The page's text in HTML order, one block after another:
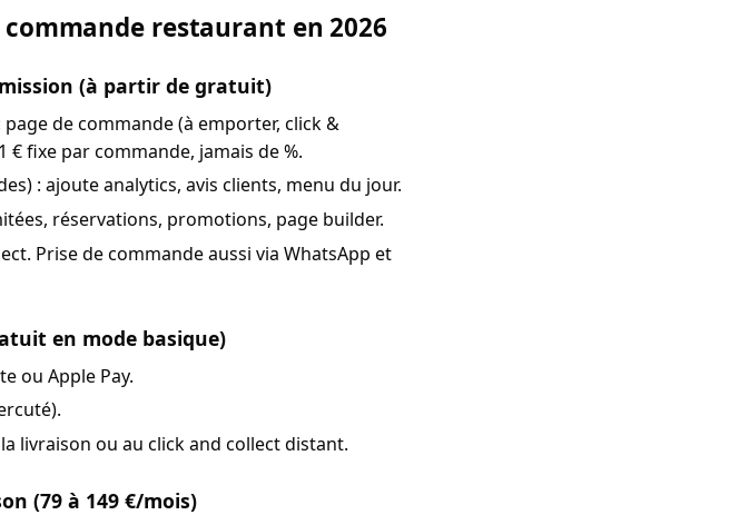
restaurant en 2026
(à partir de gratuit)
de commande (à emporter, click &
fixe par commande, jamais de %.
: ajoute analytics, avis clients, menu du jour.
réservations, promotions, page builder.
Prise de commande aussi via WhatsApp et
en mode basique)
ou Apple Pay.
livraison ou au click and collect distant.
(79 à 149 €/mois)